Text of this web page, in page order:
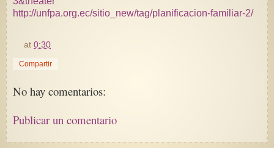
http://unfpa.org.ec/sitio_new/tag/planificacion-familiar-2/
at0:30
Compartir
No hay comentarios:
Publicar un comentario